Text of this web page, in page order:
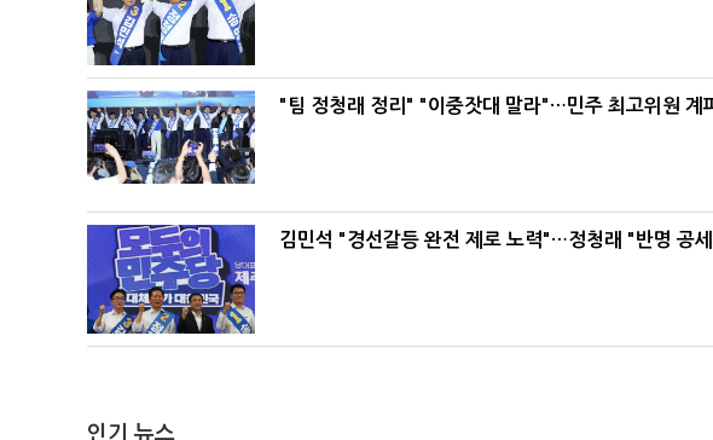
"팀 정청래 정리" "이중잣대 말라"…민주 최고위원 계
김민석 "경선갈등 완전 제로 노력"…정청래 "반명 공
인기 뉴스